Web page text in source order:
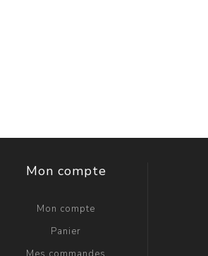
Mon compte
Mon compte
Panier